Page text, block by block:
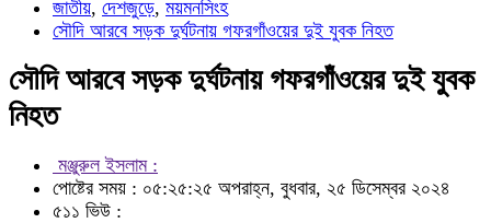
জাতীয়, দেশজুড়ে, ময়মনসিংহ
সৌদি আরবে সড়ক দুর্ঘটনায় গফরগাঁওয়ের দুই যুবক নিহত
সৌদি আরবে সড়ক দুর্ঘটনায় গফরগাঁওয়ের দুই যুবক
নিহত
মঞ্জুরুল ইসলাম :
পোষ্টের সময় : ০৫:২৫:২৫ অপরাহ্ন, বুধবার, ২৫ ডিসেম্বর ২০২৪
৫১১ ভিউ :